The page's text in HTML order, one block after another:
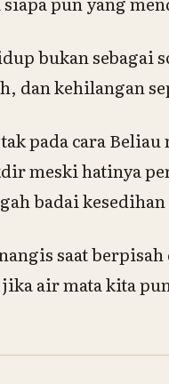
bukan sebagai
dan kehilangan
pada cara
meski hatinya
badai
saat
air mata kita